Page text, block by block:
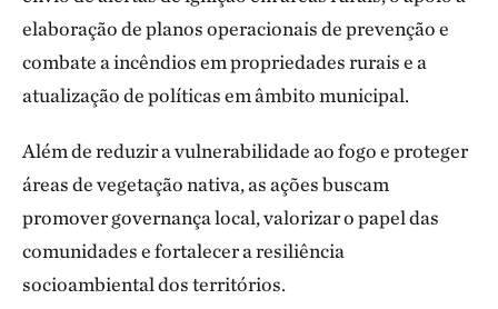
elaboração de planos operacionais de prevenção e
combate a incêndios em propriedades rurais e a
atualização de políticas em âmbito municipal.
Além de reduzir a vulnerabilidade ao fogo e proteger
áreas de vegetação nativa, as ações buscam
promover governança local, valorizar o papel das
comunidades e fortalecer a resiliência
socioambiental dos territórios.